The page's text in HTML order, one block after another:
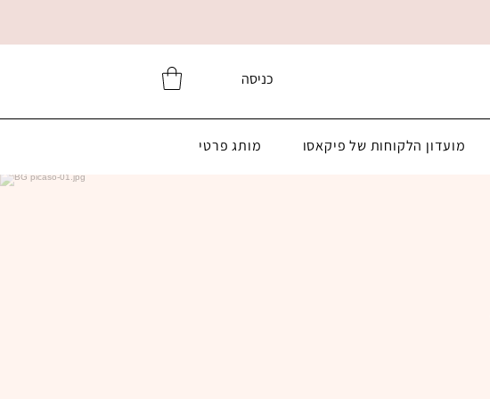
כניסה
מועדון הלקוחות של פיקאסו מותג פרטי